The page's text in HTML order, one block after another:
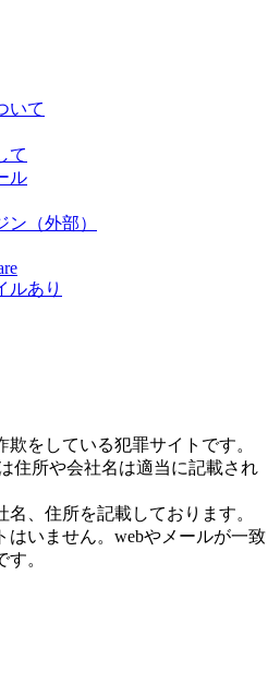
いて
て
ル
（外部）
ルあり
をしている犯罪サイトです。
住所や会社名は適当に記載され
、住所を記載しております。
はいません。webやメールが一致
。